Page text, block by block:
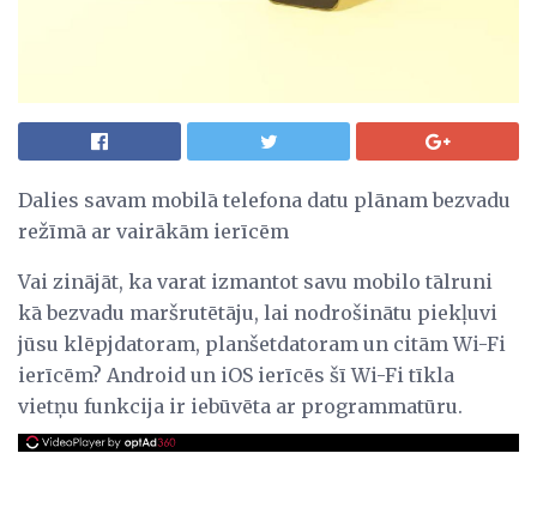
Dalies savam mobilā telefona datu plānam bezvadu
režīmā ar vairākām ierīcēm
Vai zinājāt, ka varat izmantot savu mobilo tālruni
kā bezvadu maršrutētāju, lai nodrošinātu piekļuvi
jūsu klēpjdatoram, planšetdatoram un citām Wi-Fi
ierīcēm? Android un iOS ierīcēs šī Wi-Fi tīkla
vietņu funkcija ir iebūvēta ar programmatūru.